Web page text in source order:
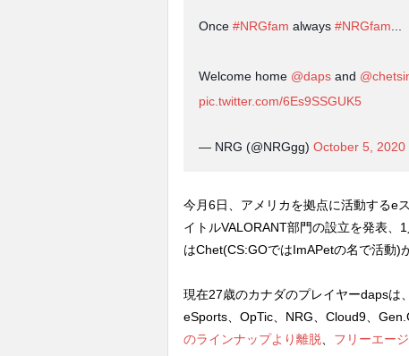
Once #NRGfam always #NRGfam
Welcome home @daps and
pic.twitter.com/6Es9SSGUK5
— NRG (@NRGgg) October 5, 2020
今月6日、アメリカを拠点に活動するe
イトルVALORANT部門の設立を発表、
はChet(CS:GOではImAPetの名で活動)
現在27歳のカナダのプレイヤーdapsは
eSports、OpTic、NRG、Cloud9、
のラインナップより離脱
フリーエー